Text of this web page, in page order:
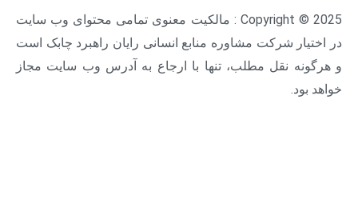
Copyright © 2025 : مالکیت معنوی تمامی محتوای وب سایت
شرکت مشاوره منابع انسانی رایان راهبرد چابک است
نقل مطلب، تنها با ارجاع به آدرس وب سایت مجاز